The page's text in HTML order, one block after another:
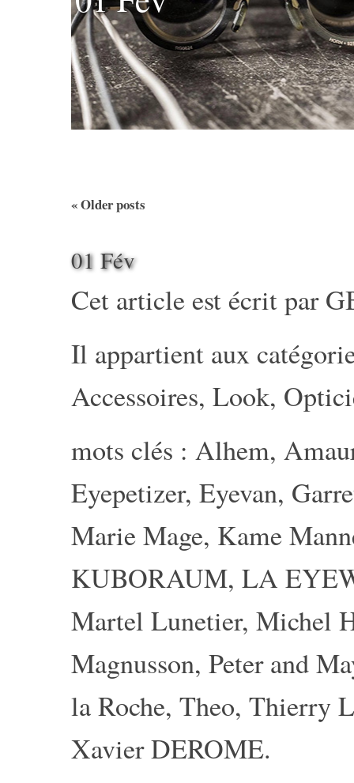
«Older posts
01 Fév
Cet article est écrit par
Il appartient aux
Accessoires, Look,
mots clés : Alhem,
Eyepetizer, Eyevan,
Marie Mage, Kame
KUBORAUM, LA
Martel Lunetier, Michel
Magnusson, Peter and
la Roche, Theo, Thierry
Xavier DEROME.